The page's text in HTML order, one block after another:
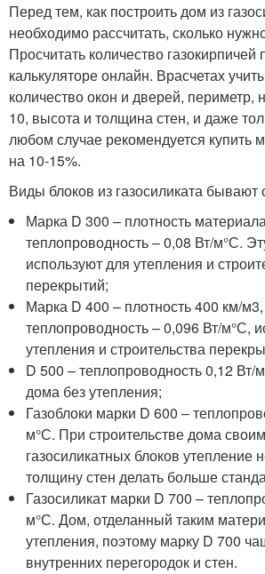
Перед тем, как построить дом из
необходимо рассчитать, сколько
Просчитать количество
калькуляторе онлайн. Врасчетах
количество окон и дверей, периметр,
10, высота и толщина стен, и даже
любом случае рекомендуется купить
на 10-15%.
Виды блоков из газосиликата
Марка D 300 – плотность
теплопроводность – 0,08 Вт/м°С.
используют для утепления и
перекрытий;
Марка D 400 – плотность 400 км/м3,
теплопроводность – 0,096 Вт/м°С,
утепления и строительства
D 500 – теплопроводность 0,12 Вт/
дома без утепления;
Газоблоки марки D 600 –
м°С. При строительстве дома
газосиликатных блоков утепление
толщину стен делать больше
Газосиликат марки D 700 –
м°С. Дом, отделанный таким
утепления, поэтому марку D 700
внутренних перегородок и стен.